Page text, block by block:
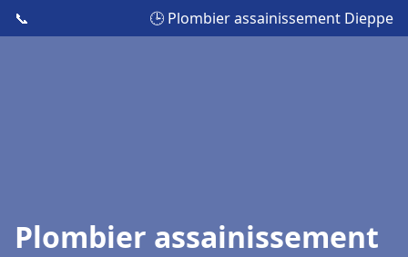
📞 🕒 Plombier assainissement Dieppe
Plombier assainissement